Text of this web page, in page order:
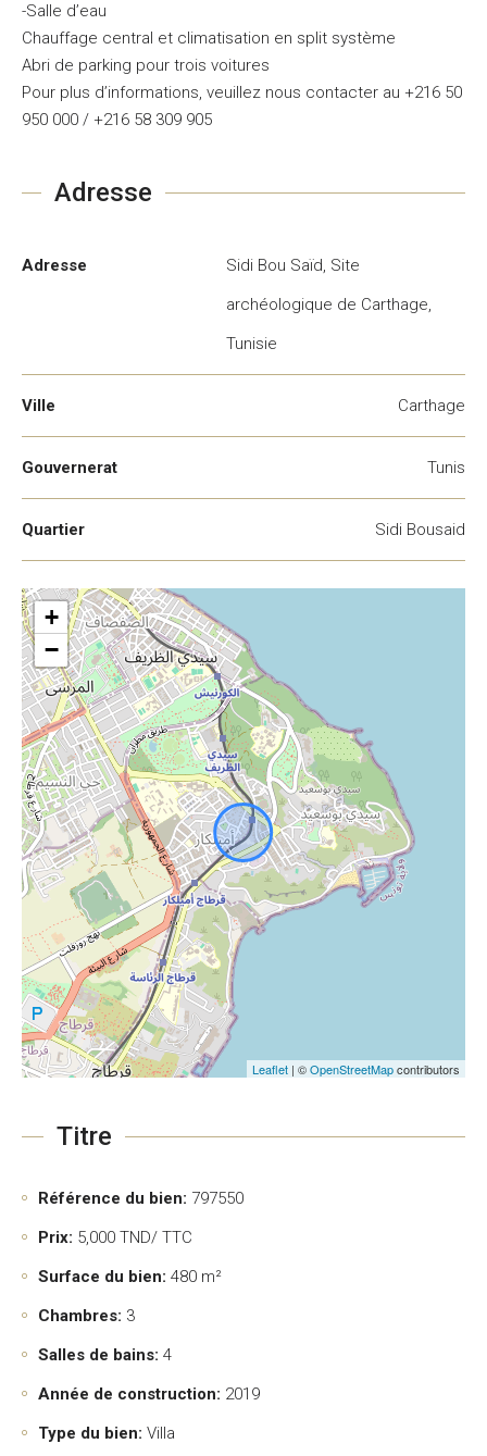
-Salle d’eau
Chauffage central et climatisation en split système
Abri de parking pour trois voitures
Pour plus d’informations, veuillez nous contacter au +216 50
950 000 / +216 58 309 905
Adresse
Adresse
Sidi Bou Saïd, Site
archéologique de Carthage,
Tunisie
Ville Carthage
Gouvernerat Tunis
Quartier Sidi Bousaid
+
−
Leaflet | ©OpenStreetMapcontributors
Titre
Référence du bien: 797550
Prix: 5,000 TND/ TTC
Surface du bien: 480 m²
Chambres: 3
Salles de bains: 4
Année de construction: 2019
Type du bien: Villa